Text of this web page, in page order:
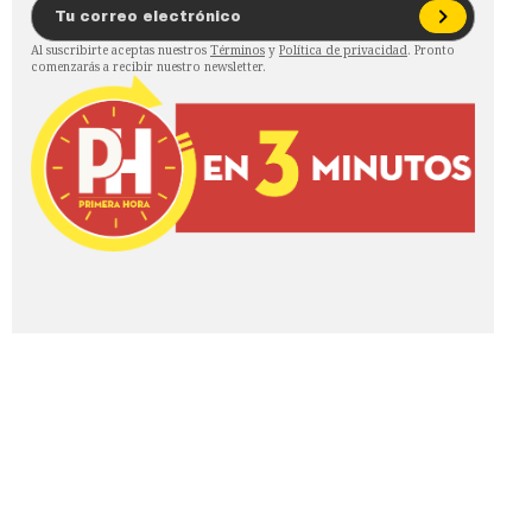
Al suscribirte aceptas nuestros Términos y Política de privacidad. Pronto
comenzarás a recibir nuestro newsletter.